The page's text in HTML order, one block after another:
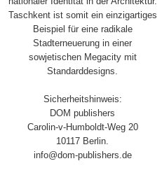
Taschkent ist somit ein einzigartiges
Beispiel für eine radikale
Stadterneuerung in einer
sowjetischen Megacity mit
Standarddesigns.
Sicherheitshinweis:
DOM publishers
Carolin-v-Humboldt-Weg 20
10117 Berlin.
info@dom-publishers.de